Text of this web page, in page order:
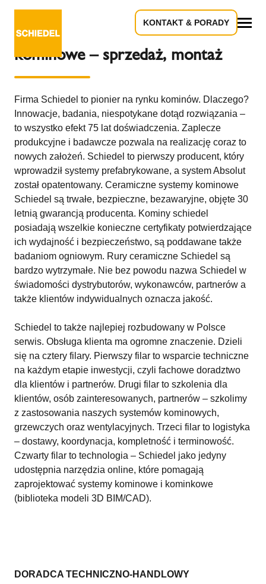
KONTAKT & PORADY
Kominy Wrocław – systemy
kominowe – sprzedaż, montaż
Firma Schiedel to pionier na rynku kominów. Dlaczego?
Innowacje, badania, niespotykane dotąd rozwiązania –
to wszystko efekt 75 lat doświadczenia. Zaplecze
produkcyjne i badawcze pozwala na realizację coraz to
nowych założeń. Schiedel to pierwszy producent, który
wprowadził systemy prefabrykowane, a system Absolut
został opatentowany. Ceramiczne systemy kominowe
Schiedel są trwałe, bezpieczne, bezawaryjne, objęte 30
letnią gwarancją producenta. Kominy schiedel
posiadają wszelkie konieczne certyfikaty potwierdzające
ich wydajność i bezpieczeństwo, są poddawane także
badaniom ogniowym. Rury ceramiczne Schiedel są
bardzo wytrzymałe. Nie bez powodu nazwa Schiedel w
świadomości dystrybutorów, wykonawców, partnerów a
także klientów indywidualnych oznacza jakość.
Schiedel to także najlepiej rozbudowany w Polsce
serwis. Obsługa klienta ma ogromne znaczenie. Dzieli
się na cztery filary. Pierwszy filar to wsparcie techniczne
na każdym etapie inwestycji, czyli fachowe doradztwo
dla klientów i partnerów. Drugi filar to szkolenia dla
klientów, osób zainteresowanych, partnerów – szkolimy
z zastosowania naszych systemów kominowych,
grzewczych oraz wentylacyjnych. Trzeci filar to logistyka
– dostawy, koordynacja, kompletność i terminowość.
Czwarty filar to technologia – Schiedel jako jedyny
udostępnia narzędzia online, które pomagają
zaprojektować systemy kominowe i kominkowe
(biblioteka modeli 3D BIM/CAD).
DORADCA TECHNICZNO-HANDLOWY